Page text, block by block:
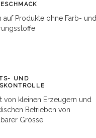
auf Produkte ohne Farb- und
UND
von kleinen Erzeugern und
Betrieben von
Grösse